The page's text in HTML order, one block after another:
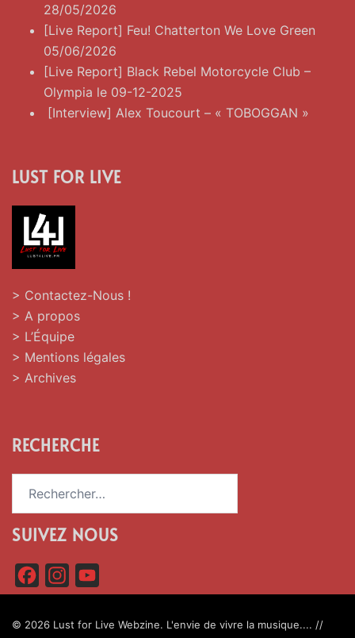
28/05/2026
[Live Report] Feu! Chatterton We Love Green
05/06/2026
[Live Report] Black Rebel Motorcycle Club –
Olympia le 09-12-2025
[Interview] Alex Toucourt – « TOBOGGAN »
LUST FOR LIVE
> Contactez-Nous !
> A propos
> L’Équipe
> Mentions légales
> Archives
RECHERCHE
SUIVEZ NOUS
a
c
n
s
o
u
© 2026 Lust for Live Webzine. L'envie de vivre la musique.... //